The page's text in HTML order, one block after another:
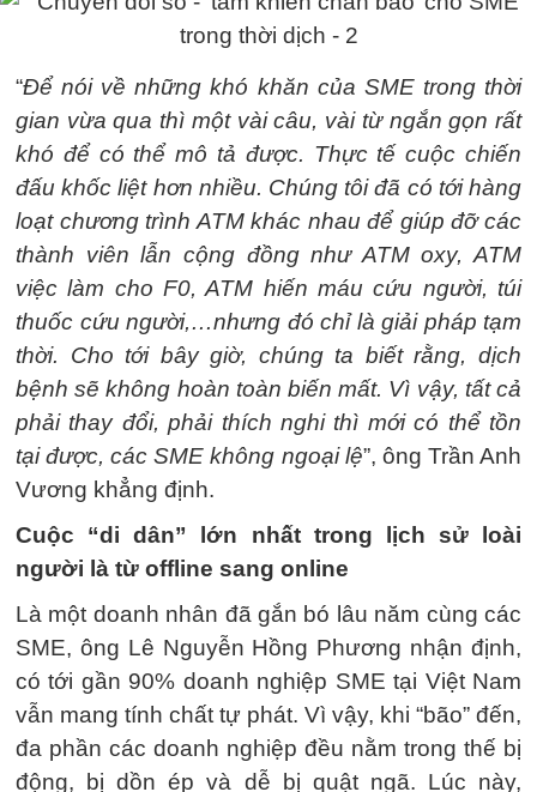
“Để nói về những khó khăn của SME trong thời
gian vừa qua thì một vài câu, vài từ ngắn gọn rất
khó để có thể mô tả được. Thực tế cuộc chiến
đấu khốc liệt hơn nhiều. Chúng tôi đã có tới hàng
loạt chương trình ATM khác nhau để giúp đỡ các
thành viên lẫn cộng đồng như ATM oxy, ATM
việc làm cho F0, ATM hiến máu cứu người, túi
thuốc cứu người,…nhưng đó chỉ là giải pháp tạm
thời. Cho tới bây giờ, chúng ta biết rằng, dịch
bệnh sẽ không hoàn toàn biến mất. Vì vậy, tất cả
phải thay đổi, phải thích nghi thì mới có thể tồn
tại được, các SME không ngoại lệ”, ông Trần Anh
Vương khẳng định.
Cuộc “di dân” lớn nhất trong lịch sử loài
người là từ offline sang online
Là một doanh nhân đã gắn bó lâu năm cùng các
SME, ông Lê Nguyễn Hồng Phương nhận định,
có tới gần 90% doanh nghiệp SME tại Việt Nam
vẫn mang tính chất tự phát. Vì vậy, khi “bão” đến,
đa phần các doanh nghiệp đều nằm trong thế bị
động, bị dồn ép và dễ bị quật ngã. Lúc này,